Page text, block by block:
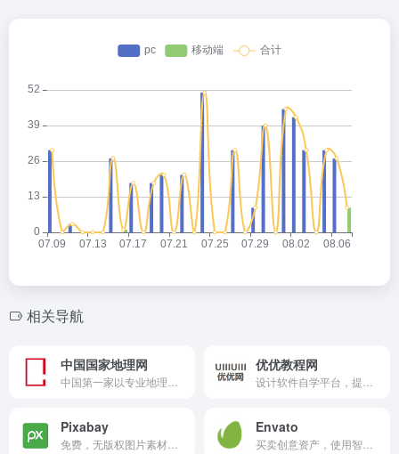
相关导航
中国国家地理网 优优教程网
Pixabay Envato